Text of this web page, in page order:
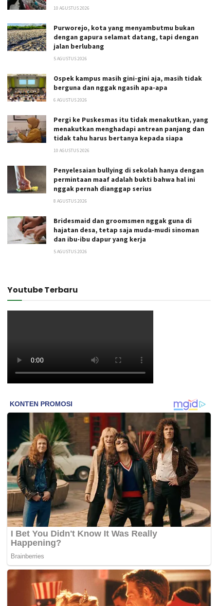
10 AGUSTUS 2026
Purworejo, kota yang menyambutmu bukan
dengan gapura selamat datang, tapi dengan
jalan berlubang
5 AGUSTUS 2026
Ospek kampus masih gini-gini aja, masih tidak
berguna dan nggak ngasih apa-apa
6 AGUSTUS 2026
Pergi ke Puskesmas itu tidak menakutkan, yang
menakutkan menghadapi antrean panjang dan
tidak tahu harus bertanya kepada siapa
10 AGUSTUS 2026
Penyelesaian bullying di sekolah hanya dengan
permintaan maaf adalah bukti bahwa hal ini
nggak pernah dianggap serius
8 AGUSTUS 2026
Bridesmaid dan groomsmen nggak guna di
hajatan desa, tetap saja muda-mudi sinoman
dan ibu-ibu dapur yang kerja
5 AGUSTUS 2026
Youtube Terbaru